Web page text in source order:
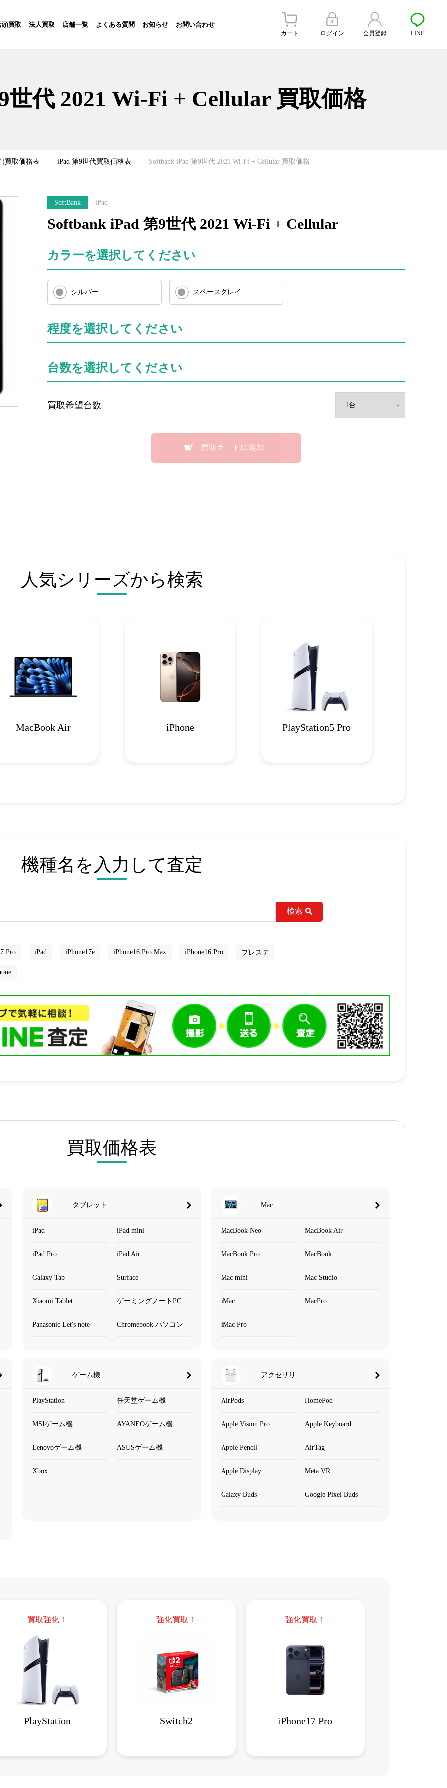
頭買取 法人買取 店舗一覧 よくある質問 お知らせ お問い合わせ
カート ログイン 会員登録 LINE
世代 2021 Wi-Fi + Cellular 買取価格
)買取価格表 iPad 第9世代買取価格表 Softbank iPad 第9世代 2021 Wi-Fi + Cellular 買取価格
SoftBank iPad
Softbank iPad 第9世代 2021 Wi-Fi + Cellular
カラーを選択してください
シルバー スペースグレイ
程度を選択してください
台数を選択してください
買取希望台数
買取カートに追加
人気シリーズから検索
MacBook Air iPhone PlayStation5 Pro
機種名を入力して査定
検索
Pro iPad iPhone17e iPhone16 Pro Max iPhone16 Pro プレステ
買取価格表
タブレット
iPad iPad mini
iPad Pro iPad Air
Galaxy Tab Surface
Xiaomi Tablet ゲーミングノートPC
Panasonic Let's note Chromebook パソコン
Mac
MacBook Neo MacBook Air
MacBook Pro MacBook
Mac mini Mac Studio
iMac MacPro
iMac Pro
ゲーム機
PlayStation 任天堂ゲーム機
MSIゲーム機 AYANEOゲーム機
Lenovoゲーム機 ASUSゲーム機
Xbox
アクセサリ
AirPods HomePod
Apple Vision Pro Apple Keyboard
Apple Pencil AirTag
Apple Display Meta VR
Galaxy Buds Google Pixel Buds
買取強化！
PlayStation
強化買取！
Switch2
強化買取！
iPhone17 Pro